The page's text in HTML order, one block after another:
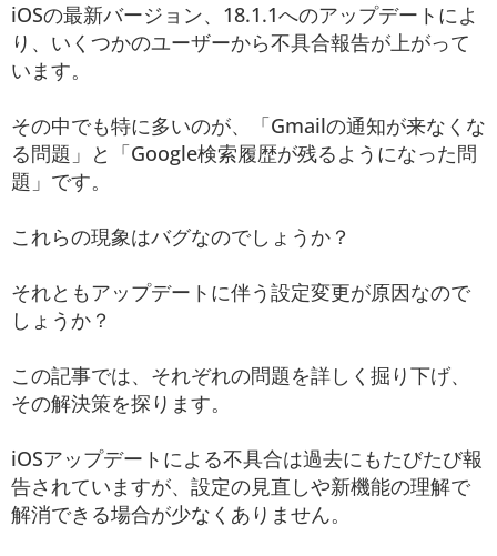
iOSの最新バージョン、18.1.1へのアップデートによ
り、いくつかのユーザーから不具合報告が上がって
います。
その中でも特に多いのが、「Gmailの通知が来なくな
る問題」と「Google検索履歴が残るようになった問
題」です。
これらの現象はバグなのでしょうか？
それともアップデートに伴う設定変更が原因なので
しょうか？
この記事では、それぞれの問題を詳しく掘り下げ、
その解決策を探ります。
iOSアップデートによる不具合は過去にもたびたび報
告されていますが、設定の見直しや新機能の理解で
解消できる場合が少なくありません。